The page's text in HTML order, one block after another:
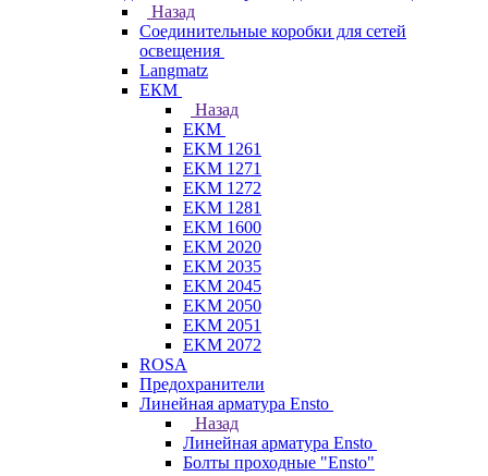
Назад
Соединительные коробки для сетей
освещения
Langmatz
ЕКМ
Назад
ЕКМ
EKM 1261
EKM 1271
EKM 1272
EKM 1281
EKM 1600
EKM 2020
EKM 2035
EKM 2045
EKM 2050
EKM 2051
EKM 2072
ROSA
Предохранители
Линейная арматура Ensto
Назад
Линейная арматура Ensto
Болты проходные "Ensto"